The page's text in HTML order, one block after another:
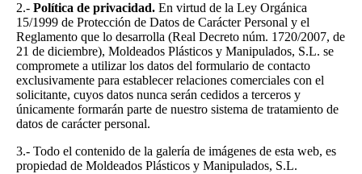
2.- Política de privacidad. En virtud de la Ley Orgánica
15/1999 de Protección de Datos de Carácter Personal y el
Reglamento que lo desarrolla (Real Decreto núm. 1720/2007, de
21 de diciembre), Moldeados Plásticos y Manipulados, S.L. se
compromete a utilizar los datos del formulario de contacto
exclusivamente para establecer relaciones comerciales con el
solicitante, cuyos datos nunca serán cedidos a terceros y
únicamente formarán parte de nuestro sistema de tratamiento de
datos de carácter personal.
3.- Todo el contenido de la galería de imágenes de esta web, es
propiedad de Moldeados Plásticos y Manipulados, S.L.